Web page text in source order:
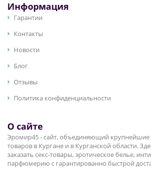
Информация
Гарантии
Контакты
Новости
Блог
Отзывы
Политика конфиденциальности
О сайте
Эромир45 - сайт, объединяющий
товаров в Кургане и в Курганской области.
заказать секс-товары, эротическое белье,
парфюмерию с гарантированно быстрой